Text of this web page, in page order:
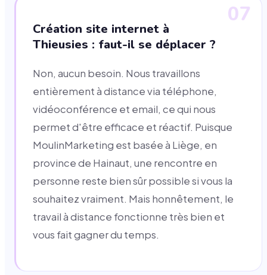
07
Création site internet à
Thieusies : faut-il se déplacer ?
Non, aucun besoin. Nous travaillons
entièrement à distance via téléphone,
vidéoconférence et email, ce qui nous
permet d'être efficace et réactif. Puisque
MoulinMarketing est basée à Liège, en
province de Hainaut, une rencontre en
personne reste bien sûr possible si vous la
souhaitez vraiment. Mais honnêtement, le
travail à distance fonctionne très bien et
vous fait gagner du temps.